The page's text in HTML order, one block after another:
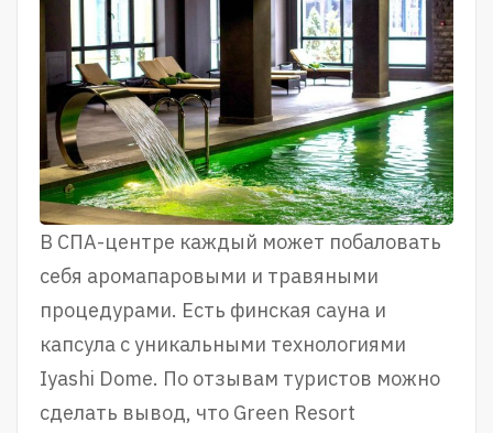
В СПА-центре каждый может побаловать
себя аромапаровыми и травяными
процедурами. Есть финская сауна и
капсула с уникальными технологиями
Iyashi Dome. По отзывам туристов можно
сделать вывод, что Green Resort